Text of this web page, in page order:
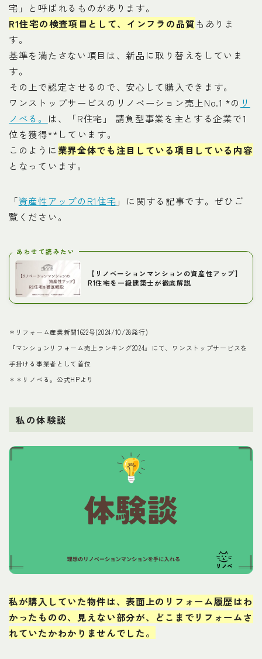
宅」と呼ばれるものがあります。
R1住宅の検査項目として、インフラの品質もありま
す。
基準を満たさない項目は、新品に取り替えをしていま
す。
その上で認定させるので、安心して購入できます。
ワンストップサービスのリノベーション売上No.1 *の リ
ノべる。 は、「R住宅」 請負型事業を主とする企業で1
位を獲得**しています。
このように 業界全体でも注目している項目している内容
となっています。
「資産性アップのR1住宅 」に関する記事です。ぜひご
覧ください。
あわせて読みたい
【リノベーションマンションの資産性アップ】
R1住宅を一級建築士が徹底解説
＊リフォーム産業新聞1622号(2024/10/28発行)
『マンションリフォーム売上ランキング2024』にて、ワンストップサービスを
手掛ける事業者として首位
＊＊リノベる。公式HPより
私の体験談
私が購入していた物件は、表面上のリフォーム履歴はわ
かったものの、見えない部分が、どこまでリフォームさ
れていたかわかりませんでした。